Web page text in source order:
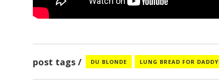
post tags DU BLONDE LUNG BREAD FOR DADDY